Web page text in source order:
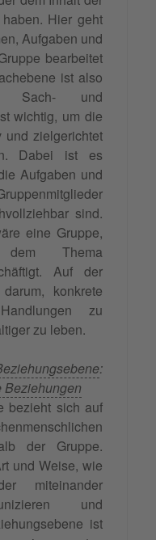
Hier geht
Aufgaben und
bearbeitet
ist also
Sach- und
wichtig, um die
und zielgerichtet
Dabei ist es
Aufgaben und
sind.
eine Gruppe,
Thema
Auf der
konkrete
zu
zu leben.
:
bezieht sich auf
der Gruppe.
und Weise, wie
miteinander
und
ist